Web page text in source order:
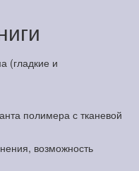
(гладкие и
полимера с тканевой
возможность